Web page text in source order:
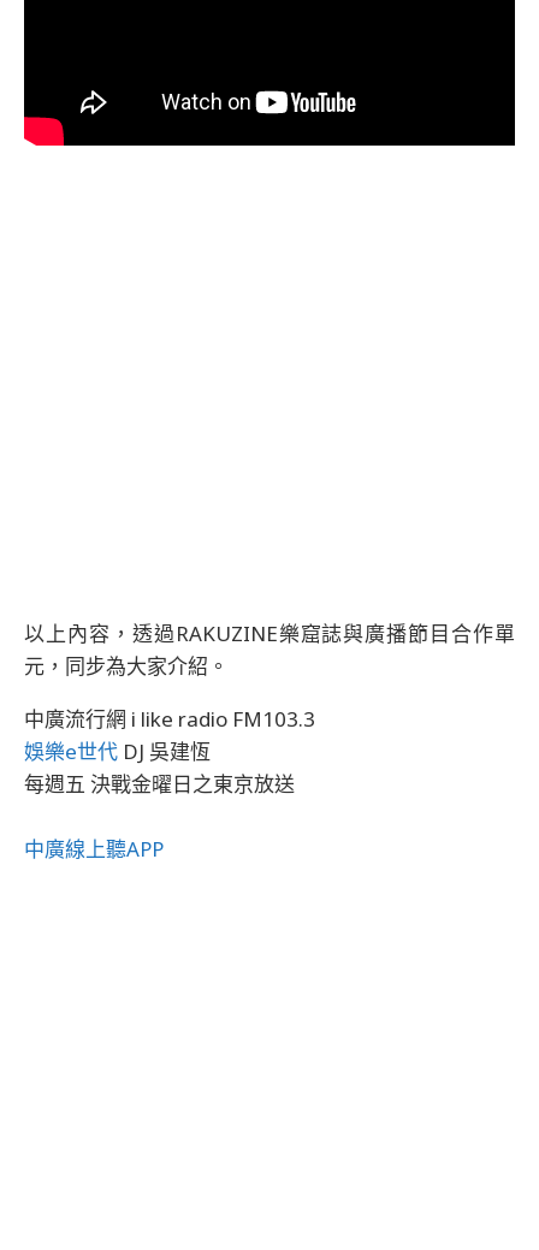
以上內容，透過RAKUZINE樂窟誌與廣播節目合作單
元，同步為大家介紹。
中廣流行網 i like radio FM103.3
娛樂e世代 DJ 吳建恆
每週五 決戰金曜日之東京放送
中廣線上聽APP